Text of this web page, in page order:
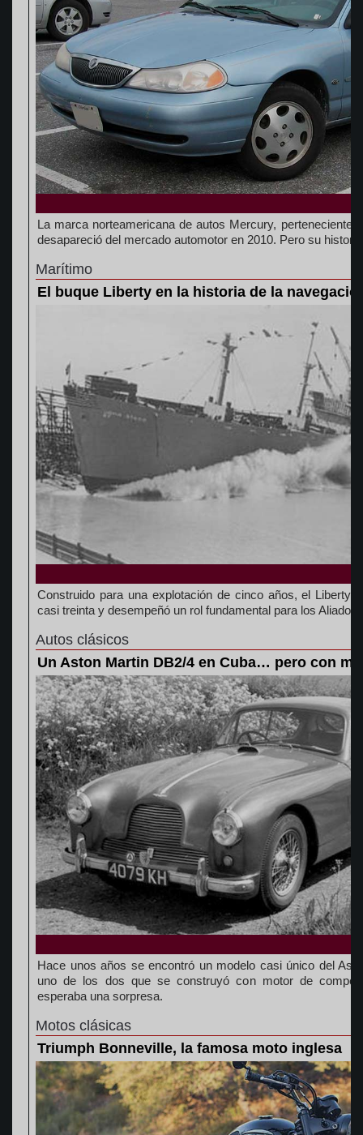
La marca norteamericana de autos Mercury, perteneciente
desapareció del mercado automotor en 2010. Pero su
Marítimo
El buque Liberty en la historia de la
Construido para una explotación de cinco años, el Liberty
casi treinta y desempeñó un rol fundamental para los Aliados
Autos clásicos
Un Aston Martin DB2/4 en Cuba… pero con
Hace unos años se encontró un modelo casi único del
uno de los dos que se construyó con motor de
esperaba una sorpresa.
Motos clásicas
Triumph Bonneville, la famosa moto inglesa